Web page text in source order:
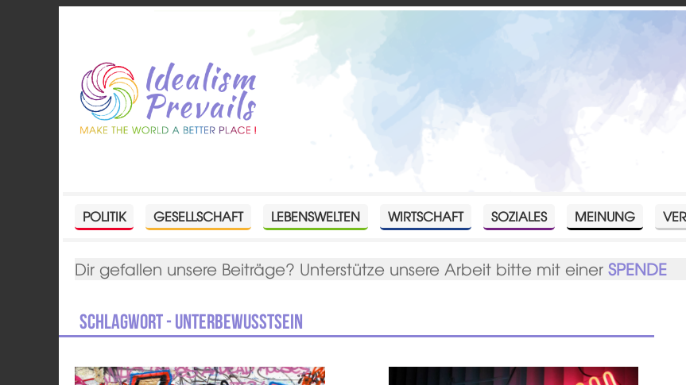
POLITIK GESELLSCHAFT LEBENSWELTEN WIRTSCHAFT SOZIALES MEINUNG
Dir gefallen unsere Beiträge? Unterstütze unsere Arbeit bitte mit einerSPENDE
Schlagwort - Unterbewusstsein